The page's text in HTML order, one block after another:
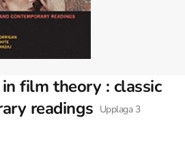
film theory : classic
readings Upplaga 3